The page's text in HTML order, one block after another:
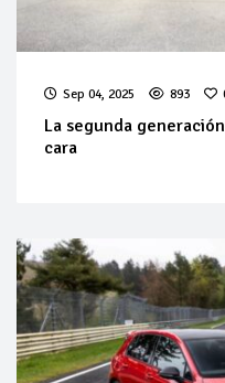
Sep 04, 2025 893
La segunda
cara